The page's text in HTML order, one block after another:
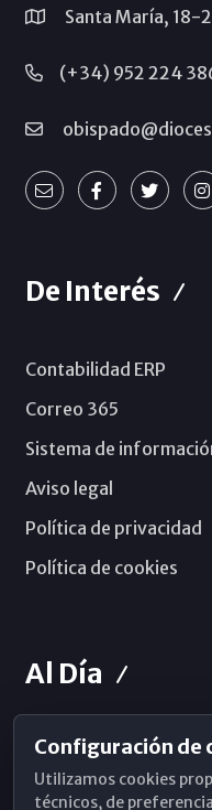
Santa María, 18-
(+34) 952 224
De Interés
Contabilidad ERP
Correo 365
Sistema de
Aviso legal
Política de privacidad
Política de cookies
Al Día
Horarios de Misa
Hemeroteca
Configuración de
Utilizamos cookies
técnicos, de